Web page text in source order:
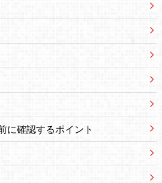
に確認するポイント